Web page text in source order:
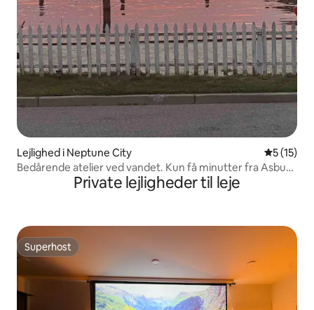
Lejlighed i Neptune City 5 ud af 5
5 (15)
Bedårende atelier ved vandet. Kun få minutter fra Asbury
Private lejligheder til leje
Superhost
Superhost